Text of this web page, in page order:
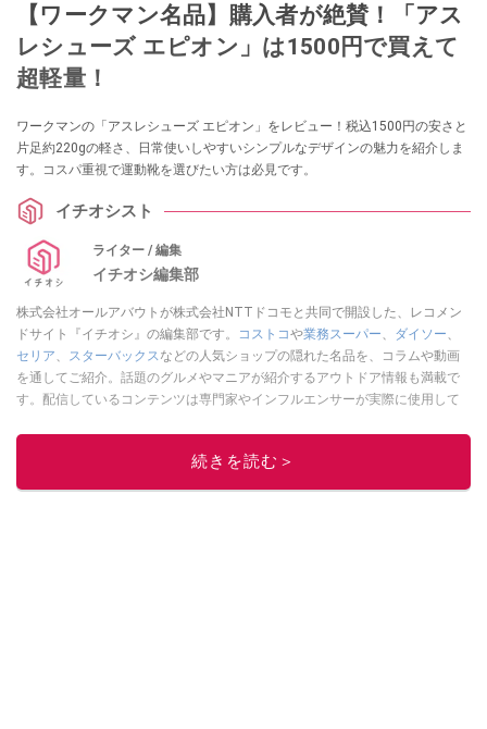
【ワークマン名品】購入者が絶賛！「アス
レシューズ エピオン」は1500円で買えて
超軽量！
ワークマンの「アスレシューズ エピオン」をレビュー！税込1500円の安さと
片足約220gの軽さ、日常使いしやすいシンプルなデザインの魅力を紹介しま
す。コスパ重視で運動靴を選びたい方は必見です。
イチオシスト
ライター / 編集
イチオシ編集部
株式会社オールアバウトが株式会社NTTドコモと共同で開設した、レコメン
ドサイト『イチオシ』の編集部です。
コストコや業務スーパー、 ダイソー、
セリア、 スターバックスなどの人気ショップの隠れた名品を、コラムや動画
を通してご紹介。話題のグルメやマニアが紹介するアウトドア情報も満載で
す。配信しているコンテンツは専門家やインフルエンサーが実際に使用して
ニュースでフォロー
続きを読む＞